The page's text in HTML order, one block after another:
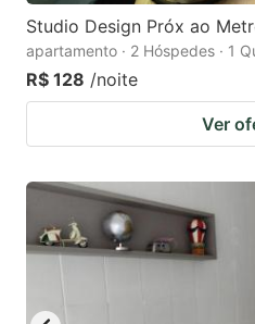
Studio Design Próx ao
apartamento · 2 Hóspedes · 1
R$ 128 /noite
Ver